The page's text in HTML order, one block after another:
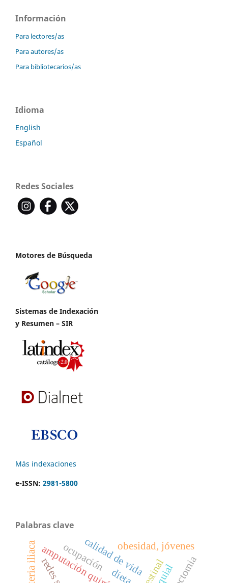
Información
Para lectores/as
Para autores/as
Para bibliotecarios/as
Idioma
English
Español
Redes Sociales
Motores de Búsqueda
Sistemas de Indexación
y Resumen – SIR
Más indexaciones
e-ISSN: 2981-5800
Palabras clave
dieta
calidad de vidaobesidad, jóvenes
ocupación